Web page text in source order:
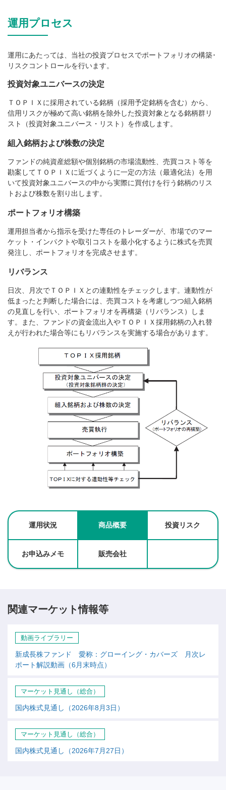
運用プロセス
運用にあたっては、当社の投資プロセスでポートフォリオの構築･
リスクコントロールを行います。
投資対象ユニバースの決定
ＴＯＰＩＸに採用されている銘柄（採用予定銘柄を含む）から、
信用リスクが極めて高い銘柄を除外した投資対象となる銘柄群リ
スト（投資対象ユニバース・リスト）を作成します。
組入銘柄および株数の決定
ファンドの純資産総額や個別銘柄の市場流動性、売買コスト等を
勘案してＴＯＰＩＸに近づくように一定の方法（最適化法）を用
いて投資対象ユニバースの中から実際に買付けを行う銘柄のリス
トおよび株数を割り出します。
ポートフォリオ構築
運用担当者から指示を受けた専任のトレーダーが、市場でのマー
ケット・インパクトや取引コストを最小化するように株式を売買
発注し、ポートフォリオを完成させます。
リバランス
日次、月次でＴＯＰＩＸとの連動性をチェックします。連動性が
低まったと判断した場合には、売買コストを考慮しつつ組入銘柄
の見直しを行い、ポートフォリオを再構築（リバランス）しま
す。また、ファンドの資金流出入やＴＯＰＩＸ採用銘柄の入れ替
えが行われた場合等にもリバランスを実施する場合があります。
運用状況 商品概要 投資リスク
お申込みメモ 販売会社
関連マーケット情報等
動画ライブラリー
新成長株ファンド 愛称：グローイング・カバーズ 月次レ
ポート解説動画（6月末時点）
マーケット見通し（総合）
国内株式見通し（2026年8月3日）
マーケット見通し（総合）
国内株式見通し（2026年7月27日）